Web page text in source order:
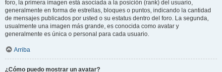
foro, la primera imagen está asociada a la posición (rank) del usuario,
generalmente en forma de estrellas, bloques o puntos, indicando la cantidad
de mensajes publicados por usted o su estatus dentro del foro. La segunda,
usualmente una imagen más grande, es conocida como avatar y
generalmente es única o personal para cada usuario.
Arriba
¿Cómo puedo mostrar un avatar?